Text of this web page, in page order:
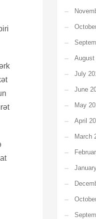
August
July
June
May
April
March